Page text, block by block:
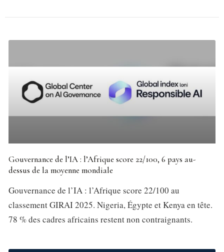
Gouvernance de l’IA : l’Afrique score 22/100, 6 pays au-
dessus de la moyenne mondiale
Gouvernance de l’IA : l’Afrique score 22/100 au
classement GIRAI 2025. Nigeria, Égypte et Kenya en tête.
78 % des cadres africains restent non contraignants.